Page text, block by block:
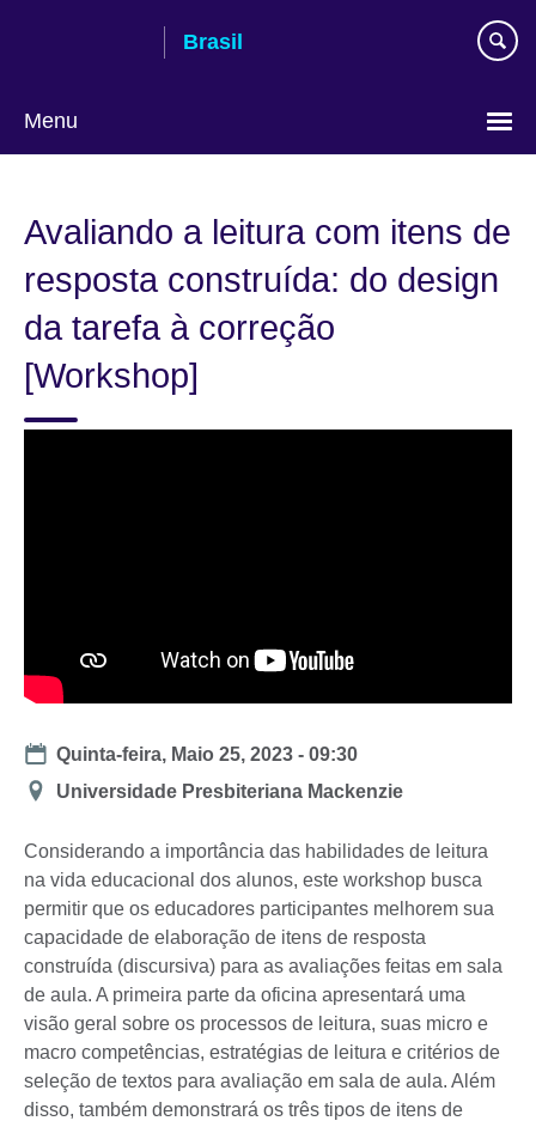
Brasil
Menu
language
Avaliando a leitura com itens de
resposta construída: do design
da tarefa à correção
[Workshop]
Date
Quinta-feira, Maio 25, 2023 - 09:30
Location
Universidade Presbiteriana Mackenzie
Considerando a importância das habilidades de leitura
na vida educacional dos alunos, este workshop busca
permitir que os educadores participantes melhorem sua
capacidade de elaboração de itens de resposta
construída (discursiva) para as avaliações feitas em sala
de aula. A primeira parte da oficina apresentará uma
visão geral sobre os processos de leitura, suas micro e
macro competências, estratégias de leitura e critérios de
seleção de textos para avaliação em sala de aula. Além
disso, também demonstrará os três tipos de itens de